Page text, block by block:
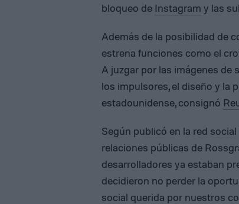
bloqueo de Instagram y las
Además de la posibilidad de
estrena funciones como el
A juzgar por las imágenes de
los impulsores, el diseño y la
estadounidense, consignó
Según publicó en la red
relaciones públicas de
desarrolladores ya estaban
decidieron no perder la
social querida por nuestros